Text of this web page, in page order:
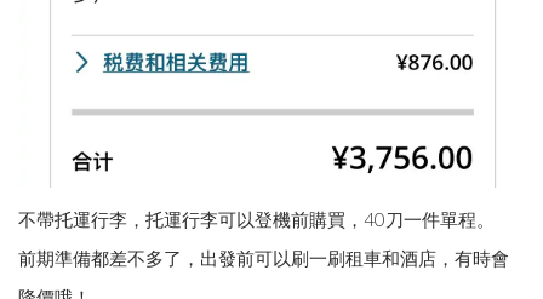
不帶托運行李，托運行李可以登機前購買，40刀一件單程。
前期準備都差不多了，出發前可以刷一刷租車和酒店，有時會